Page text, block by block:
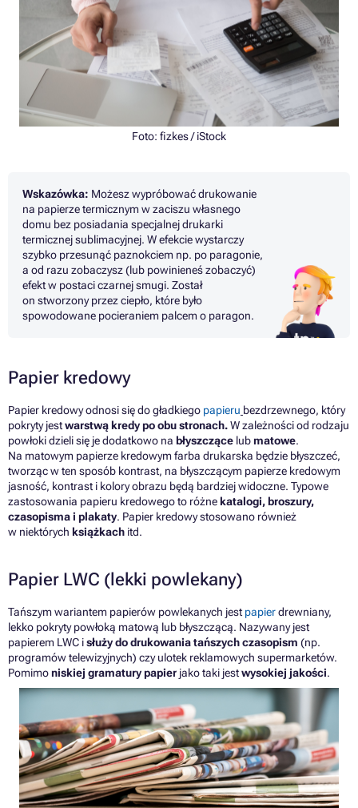
Foto: fizkes / iStock
Wskazówka: Możesz wypróbować drukowanie
na papierze termicznym w zaciszu własnego
domu bez posiadania specjalnej drukarki
termicznej sublimacyjnej. W efekcie wystarczy
szybko przesunąć paznokciem np. po paragonie,
a od razu zobaczysz (lub powinieneś zobaczyć)
efekt w postaci czarnej smugi. Został
on stworzony przez ciepło, które było
spowodowane pocieraniem palcem o paragon.
Papier kredowy
Papier kredowy odnosi się do gładkiego papieru bezdrzewnego, który
pokryty jestwarstwą kredy po obu stronach.W zależności od rodzaju
powłoki dzieli się je dodatkowo na błyszczące lubmatowe.
Na matowym papierze kredowym farba drukarska będzie błyszczeć,
tworząc w ten sposób kontrast, na błyszczącym papierze kredowym
jasność, kontrast i kolory obrazu będą bardziej widoczne. Typowe
zastosowania papieru kredowego to różne katalogi, broszury,
czasopisma i plakaty. Papier kredowy stosowano również
w niektórych książkach itd.
Papier LWC (lekki powlekany)
Tańszym wariantem papierów powlekanych jestpapierdrewniany,
lekko pokryty powłoką matową lub błyszczącą. Nazywany jest
papierem LWC isłuży do drukowania tańszych czasopism (np.
programów telewizyjnych) czy ulotek reklamowych supermarketów.
Pomimoniskiej gramatury papier jako taki jestwysokiej jakości.